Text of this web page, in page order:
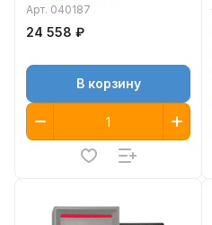
Арт. 040187
24 558 ₽
В корзину